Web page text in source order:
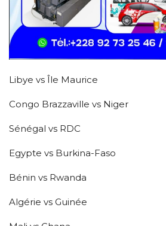
Libye vs Île Maurice
Congo Brazzaville vs Niger
Sénégal vs RDC
Egypte vs Burkina-Faso
Bénin vs Rwanda
Algérie vs Guinée